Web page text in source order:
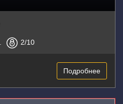
2/10
Подробнее